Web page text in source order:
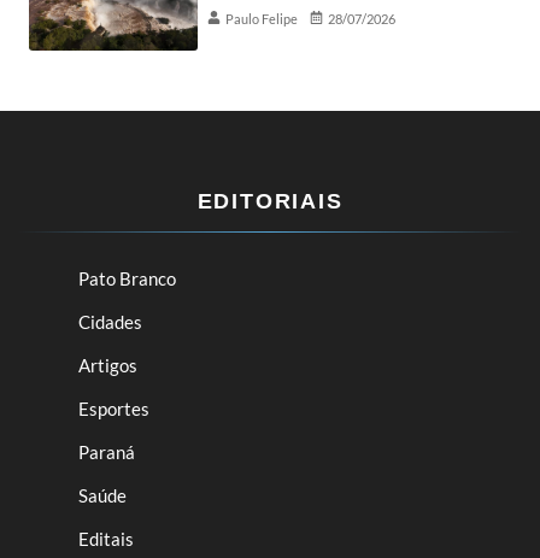
Paulo Felipe 28/07/2026
EDITORIAIS
Pato Branco
Cidades
Artigos
Esportes
Paraná
Saúde
Editais